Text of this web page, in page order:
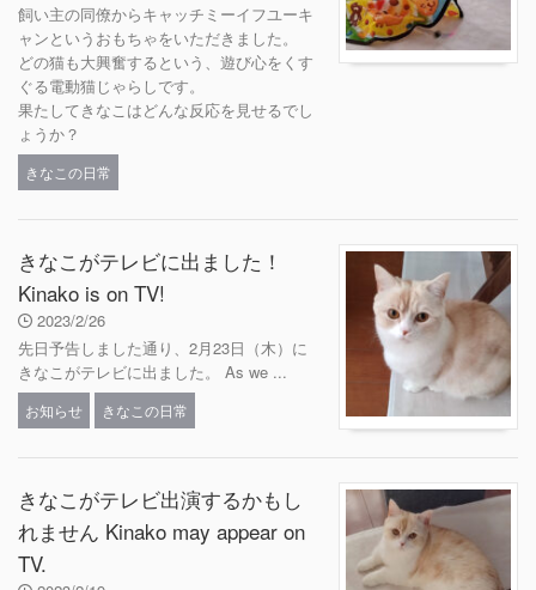
飼い主の同僚からキャッチミーイフユーキ
ャンというおもちゃをいただきました。
どの猫も大興奮するという、遊び心をくす
ぐる電動猫じゃらしです。
果たしてきなこはどんな反応を見せるでし
ょうか？
きなこの日常
きなこがテレビに出ました！
Kinako is on TV!
2023/2/26
先日予告しました通り、2月23日（木）に
きなこがテレビに出ました。 As we ...
お知らせ きなこの日常
きなこがテレビ出演するかもし
れません Kinako may appear on
TV.